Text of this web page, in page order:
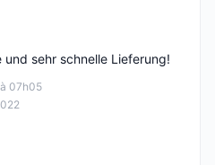
07h05
sehr schnelle Lieferung!